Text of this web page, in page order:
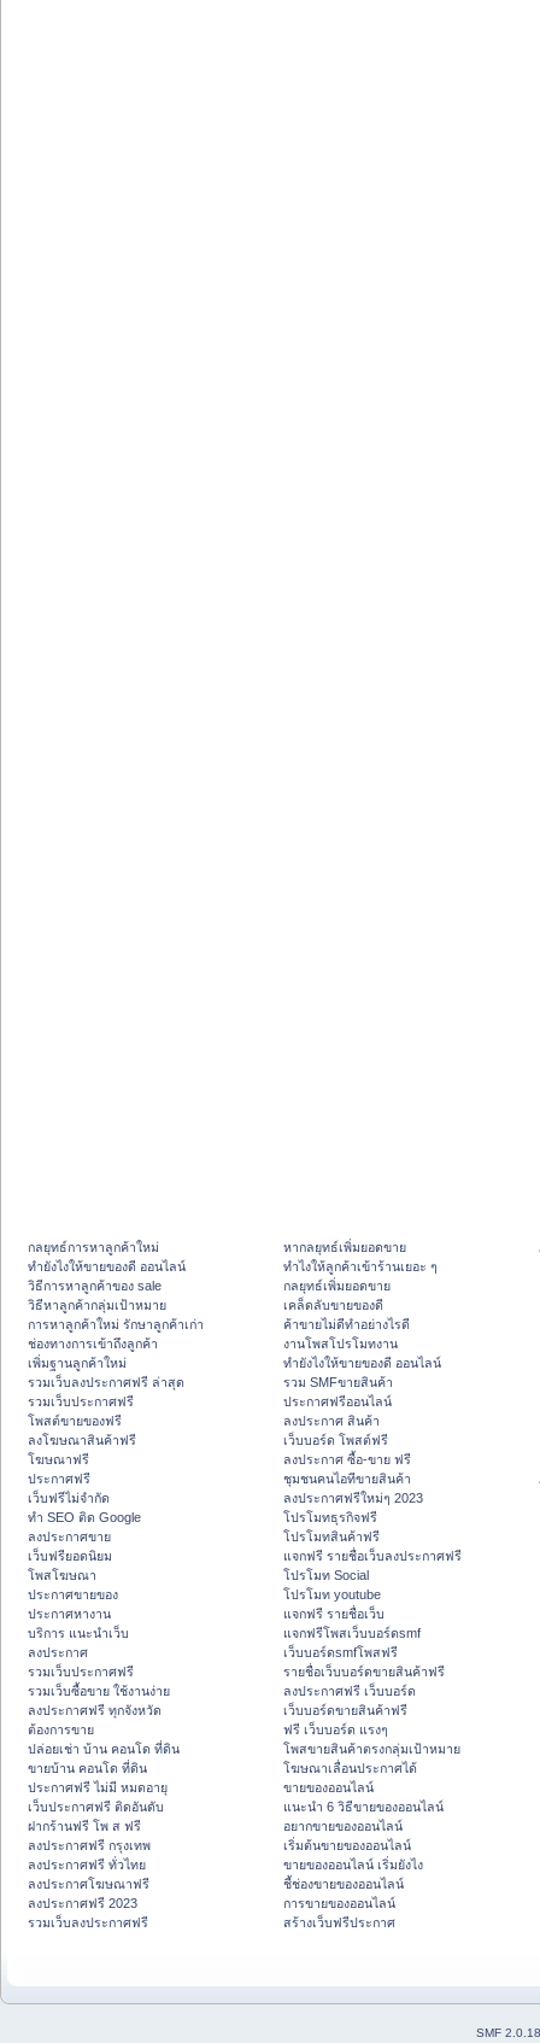
กลยุทธ์การหาลูกค้าใหม่
ทํายังไงให้ขายของดี ออนไลน์
วิธีการหาลูกค้าของ sale
วิธีหาลูกค้ากลุ่มเป้าหมาย
การหาลูกค้าใหม่ รักษาลูกค้าเก่า
ช่องทางการเข้าถึงลูกค้า
เพิ่มฐานลูกค้าใหม่
รวมเว็บลงประกาศฟรี ล่าสุด
รวมเว็บประกาศฟรี
โพสต์ขายของฟรี
ลงโฆษณาสินค้าฟรี
โฆษณาฟรี
ประกาศฟรี
เว็บฟรีไม่จำกัด
ทำ SEO ติด Google
ลงประกาศขาย
เว็บฟรียอดนิยม
โพสโฆษณา
ประกาศขายของ
ประกาศหางาน
บริการ แนะนำเว็บ
ลงประกาศ
รวมเว็บประกาศฟรี
รวมเว็บซื้อขาย ใช้งานง่าย
ลงประกาศฟรี ทุกจังหวัด
ต้องการขาย
ปล่อยเช่า บ้าน คอนโด ที่ดิน
ขายบ้าน คอนโด ที่ดิน
ประกาศฟรี ไม่มี หมดอายุ
เว็บประกาศฟรี ติดอันดับ
ฝากร้านฟรี โพ ส ฟรี
ลงประกาศฟรี กรุงเทพ
ลงประกาศฟรี ทั่วไทย
ลงประกาศโฆษณาฟรี
ลงประกาศฟรี 2023
รวมเว็บลงประกาศฟรี
หากลยุทธ์เพิ่มยอดขาย
ทําไงให้ลูกค้าเข้าร้านเยอะ ๆ
กลยุทธ์เพิ่มยอดขาย
เคล็ดลับขายของดี
ค้าขายไม่ดีทำอย่างไรดี
งานโพสโปรโมทงาน
ทํายังไงให้ขายของดี ออนไลน์
รวม SMFขายสินค้า
ประกาศฟรีออนไลน์
ลงประกาศ สินค้า
เว็บบอร์ด โพสต์ฟรี
ลงประกาศ ซื้อ-ขาย ฟรี
ชุมชนคนไอทีขายสินค้า
ลงประกาศฟรีใหม่ๆ 2023
โปรโมทธุรกิจฟรี
โปรโมทสินค้าฟรี
แจกฟรี รายชื่อเว็บลงประกาศฟรี
โปรโมท Social
โปรโมท youtube
แจกฟรี รายชื่อเว็บ
แจกฟรีโพสเว็บบอร์ดsmf
เว็บบอร์ดsmfโพสฟรี
รายชื่อเว็บบอร์ดขายสินค้าฟรี
ลงประกาศฟรี เว็บบอร์ด
เว็บบอร์ดขายสินค้าฟรี
ฟรี เว็บบอร์ด แรงๆ
โพสขายสินค้าตรงกลุ่มเป้าหมาย
โฆษณาเลื่อนประกาศได้
ขายของออนไลน์
แนะนำ 6 วิธีขายของออนไลน์
อยากขายของออนไลน์
เริ่มต้นขายของออนไลน์
ขายของออนไลน์ เริ่มยังไง
ชี้ช่องขายของออนไลน์
การขายของออนไลน์
สร้างเว็บฟรีประกาศ
SMF 2.0.18